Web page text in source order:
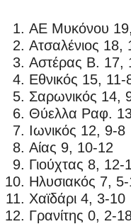
ΑΕ Μυκόνου
Ατσαλένιος 18,
Αστέρας Β. 17,
Εθνικός 15, 11-
Σαρωνικός 14,
Θύελλα Ραφ.
Ιωνικός 12, 9-8
Αίας 9, 10-12
Γιούχτας 8, 12-
Ηλυσιακός 7,
Χαϊδάρι 4, 3-10
Γρανίτης 0, 2-